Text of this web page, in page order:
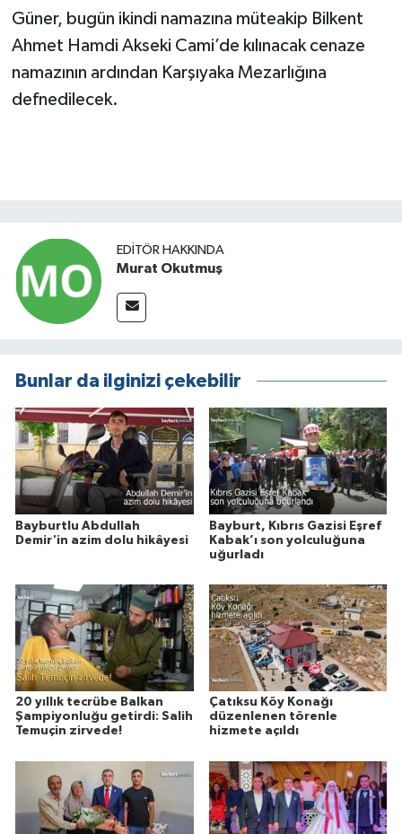
Güner, bugün ikindi namazına müteakip Bilkent
Ahmet Hamdi Akseki Cami’de kılınacak cenaze
namazının ardından Karşıyaka Mezarlığına
defnedilecek.
EDITÖR HAKKINDA
Murat Okutmuş
Bunlar da ilginizi çekebilir
Bayburtlu Abdullah
Demir'in azim dolu hikâyesi
Bayburt, Kıbrıs Gazisi Eşref
Kabak’ı son yolculuğuna
uğurladı
20 yıllık tecrübe Balkan
Şampiyonluğu getirdi: Salih
Temuçin zirvede!
Çatıksu Köy Konağı
düzenlenen törenle
hizmete açıldı